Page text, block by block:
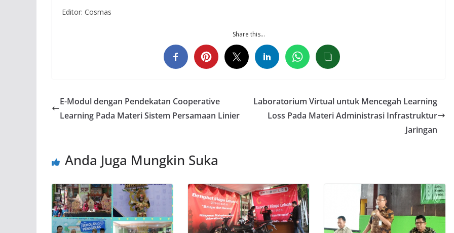
Editor: Cosmas
Share this…
E-Modul dengan Pendekatan Cooperative
Learning Pada Materi Sistem Persamaan Linier
Laboratorium Virtual untuk Mencegah Learning
Loss Pada Materi Administrasi Infrastruktur
Jaringan
Anda Juga Mungkin Suka